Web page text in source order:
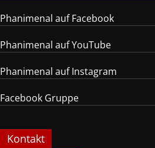
Phanimenal auf Facebook
Phanimenal auf YouTube
Phanimenal auf Instagram
Facebook Gruppe
Kontakt